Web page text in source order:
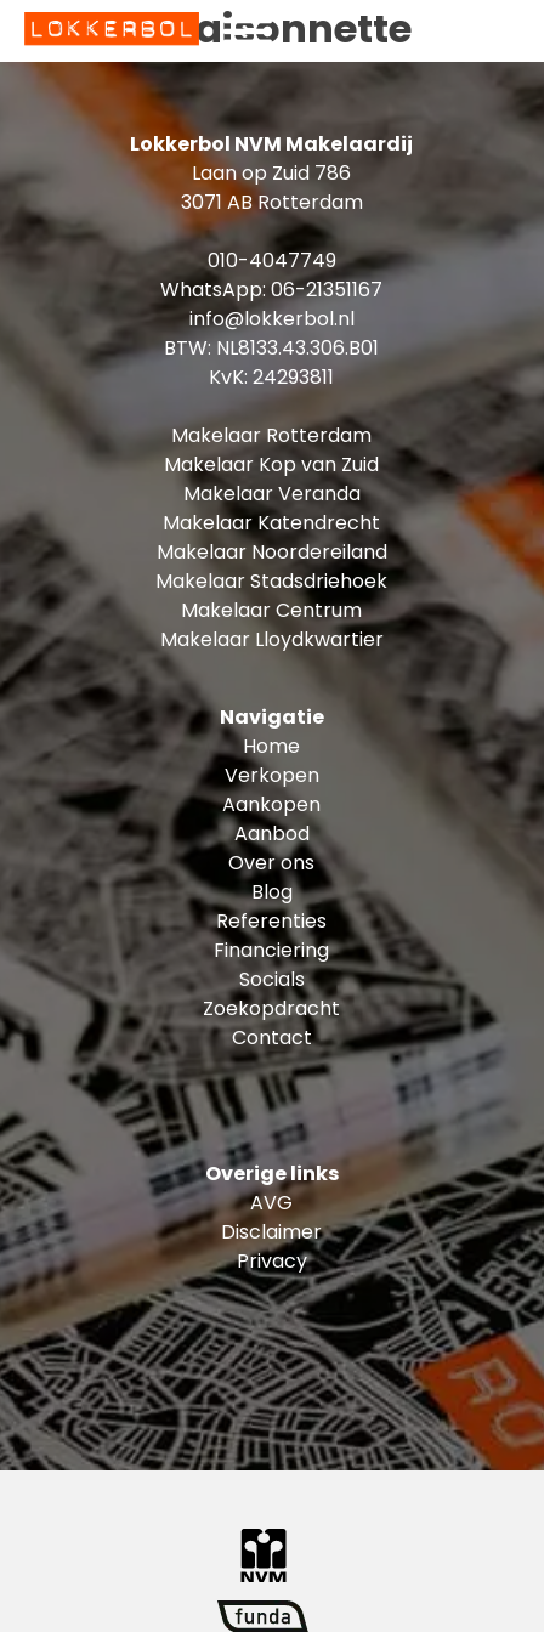
Soort:Maisonnette
Lokkerbol NVM Makelaardij
Laan op Zuid 786
3071 AB Rotterdam
010-4047749
WhatsApp:06-21351167
info@lokkerbol.nl
BTW: NL8133.43.306.B01
KvK: 24293811
Makelaar Rotterdam
Makelaar Kop van Zuid
Makelaar Veranda
Makelaar Katendrecht
Makelaar Noordereiland
Makelaar Stadsdriehoek
Makelaar Centrum
Makelaar Lloydkwartier
Navigatie
Home
Verkopen
Aankopen
Aanbod
Over ons
Blog
Referenties
Financiering
Socials
Zoekopdracht
Contact
Overige links
AVG
Disclaimer
Privacy